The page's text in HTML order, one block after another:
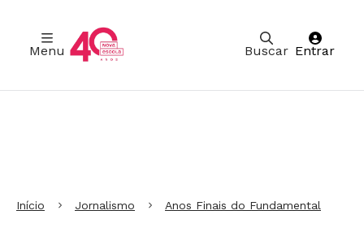
Buscar
Menu Entrar
Início Jornalismo Anos Finais do Fundamental